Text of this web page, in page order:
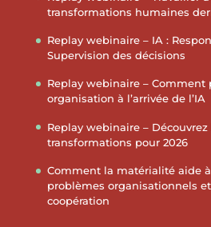
transformations humaines
Replay webinaire – IA :
Supervision des décisions
Replay webinaire – Comment
organisation à l’arrivée de l’IA
Replay webinaire –
transformations pour 2026
Comment la matérialité aide
problèmes organisationnels
coopération